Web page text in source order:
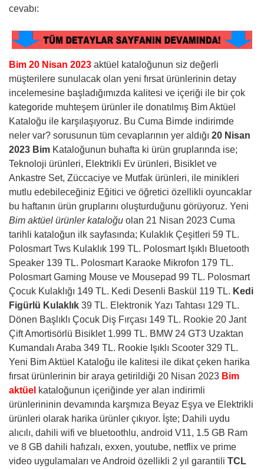
cevabı:
Bim 20 Nisan 2023 aktüel kataloğunun siz değerli
müşterilere sunulacak olan yeni fırsat ürünlerinin detay
incelemesine başladığımızda kalitesi ve içeriği ile bir çok
kategoride muhteşem ürünler ile donatılmış Bim Aktüel
Kataloğu ile karşılaşıyoruz. Bu Cuma Bimde indirimde
neler var? sorusunun tüm cevaplarının yer aldığı 20 Nisan
2023 Bim Kataloğunun buhafta ki ürün gruplarında ise;
Teknoloji ürünleri, Elektrikli Ev ürünleri, Bisiklet ve
Ankastre Set, Züccaciye ve Mutfak ürünleri, ile minikleri
mutlu edebileceğiniz Eğitici ve öğretici özellikli oyuncaklar
bu haftanın ürün gruplarını oluşturduğunu görüyoruz. Yeni
Bim aktüel ürünler kataloğu olan 21 Nisan 2023 Cuma
tarihli kataloğun ilk sayfasında; Kulaklık Çeşitleri 59 TL.
Polosmart Tws Kulaklık 199 TL. Polosmart Işıklı Bluetooth
Speaker 139 TL. Polosmart Karaoke Mikrofon 179 TL.
Polosmart Gaming Mouse ve Mousepad 99 TL. Polosmart
Çocuk Kulaklığı 149 TL. Kedi Desenli Baskül 119 TL. Kedi
Figürlü Kulaklık 39 TL. Elektronik Yazı Tahtası 129 TL.
Dönen Başlıklı Çocuk Diş Fırçası 149 TL. Rookie 20 Jant
Çift Amortisörlü Bisiklet 1.999 TL. BMW 24 GT3 Uzaktan
Kumandalı Araba 349 TL. Rookie Işıklı Scooter 329 TL.
Yeni Bim Aktüel Kataloğu ile kalitesi ile dikat çeken harika
fırsat ürünlerinin bir araya getirildiği 20 Nisan 2023 Bim
aktüel kataloğunun içeriğinde yer alan indirimli
ürünlerininin devamında karşmıza Beyaz Eşya ve Elektrikli
ürünleri olarak harika ürünler çıkıyor. İşte; Dahili uydu
alıcılı, dahili wifi ve bluetoothlu, android V11, 1.5 GB Ram
ve 8 GB dahili hafızalı, exxen, youtube, netflix ve prime
video uygulamaları ve Android özellikli 2 yıl garantili TCL